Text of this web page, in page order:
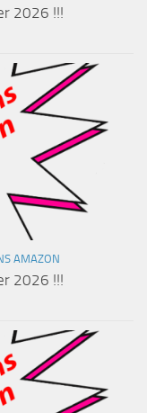
2026 !!!
AMAZON
2026 !!!